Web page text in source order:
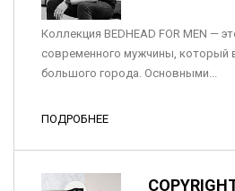
Коллекция BEDHEAD FOR MEN —
современного мужчины, который
большого города. Основными...
ПОДРОБНЕЕ